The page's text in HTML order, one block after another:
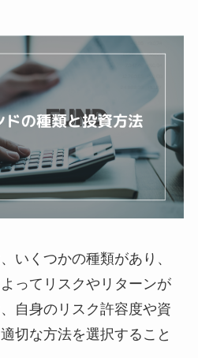
いくつかの種類があり、
ってリスクやリターンが
自身のリスク許容度や資
切な方法を選択すること